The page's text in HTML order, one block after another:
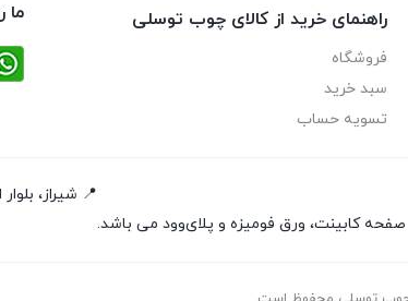
راهنمای خرید از کالای چوب توسلی
فروشگاه
سبد خرید
تسویه حساب
ما
📍 شیراز،